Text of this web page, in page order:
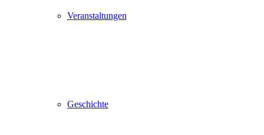
Veranstaltungen
Geschichte